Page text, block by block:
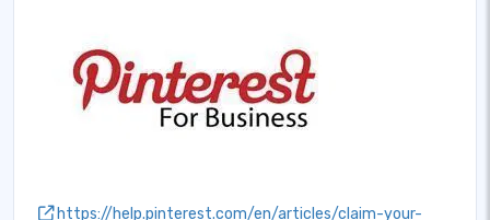
https://help.pinterest.com/en/articles/claim-your-